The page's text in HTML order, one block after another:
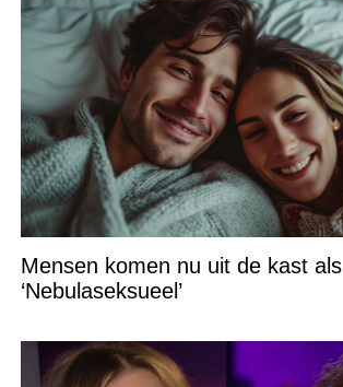
Mensen komen nu uit de kast als
‘Nebulaseksueel’